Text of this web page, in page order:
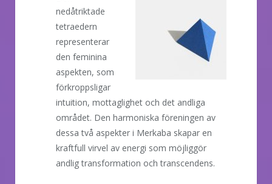
nedåtriktade
tetraedern
representerar
den feminina
aspekten, som
förkroppsligar
intuition, mottaglighet och det andliga
området. Den harmoniska föreningen av
dessa två aspekter i Merkaba skapar en
kraftfull virvel av energi som möjliggör
andlig transformation och transcendens.